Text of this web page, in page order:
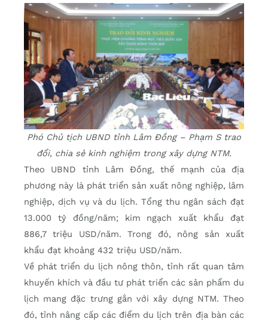
Phó Chủ tịch UBND tỉnh Lâm Đồng – Phạm S trao
đổi, chia sẻ kinh nghiệm trong xây dựng NTM.
Theo UBND tỉnh Lâm Đồng, thế mạnh của địa
phương này là phát triển sản xuất nông nghiệp, lâm
nghiệp, dịch vụ và du lịch. Tổng thu ngân sách đạt
13.000 tỷ đồng/năm; kim ngạch xuất khẩu đạt
886,7 triệu USD/năm. Trong đó, nông sản xuất
khẩu đạt khoảng 432 triệu USD/năm.
Về phát triển du lịch nông thôn, tỉnh rất quan tâm
khuyến khích và đầu tư phát triển các sản phẩm du
lịch mang đặc trưng gắn với xây dựng NTM. Theo
đó, tỉnh nâng cấp các điểm du lịch trên địa bàn các